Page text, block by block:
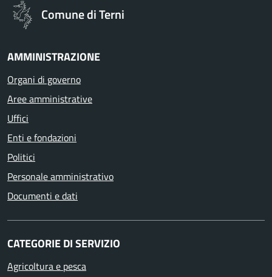
Comune di Terni
AMMINISTRAZIONE
Organi di governo
Aree amministrative
Uffici
Enti e fondazioni
Politici
Personale amministrativo
Documenti e dati
CATEGORIE DI SERVIZIO
Agricoltura e pesca